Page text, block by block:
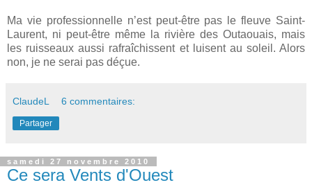
Ma vie professionnelle n’est peut-être pas le fleuve Saint-
Laurent, ni peut-être même la rivière des Outaouais, mais
les ruisseaux aussi rafraîchissent et luisent au soleil. Alors
non, je ne serai pas déçue.
ClaudeL 6 commentaires:
Partager
samedi 27 novembre 2010
Ce sera Vents d'Ouest